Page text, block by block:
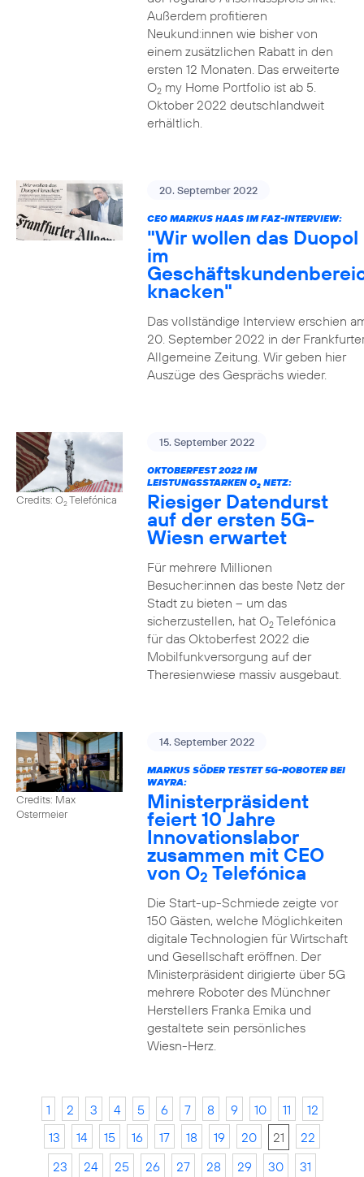
Außerdem profitieren
Neukund:innen wie bisher von
einem zusätzlichen Rabatt in den
ersten 12 Monaten. Das erweiterte
O2my Home Portfolio ist ab 5.
Oktober 2022 deutschlandweit
erhältlich.
20. September 2022
CEO MARKUS HAAS IM FAZ-INTERVIEW:
"Wir wollen das Duopol
im
knacken"
Das vollständige Interview erschien
20. September 2022 in der
Allgemeine Zeitung. Wir geben hier
Auszüge des Gesprächs wieder.
Credits: O2Telefónica
15. September 2022
OKTOBERFEST 2022 IM
LEISTUNGSSTARKEN O2NETZ:
Riesiger Datendurst
auf der ersten 5G-
Wiesn erwartet
Für mehrere Millionen
Besucher:innen das beste Netz der
Stadt zu bieten – um das
sicherzustellen, hat O2Telefónica
für das Oktoberfest 2022 die
Mobilfunkversorgung auf der
Theresienwiese massiv ausgebaut.
Credits: Max
Ostermeier
14. September 2022
MARKUS SÖDER TESTET 5G-ROBOTER BEI
WAYRA:
Ministerpräsident
feiert 10 Jahre
Innovationslabor
zusammen mit CEO
von O2 Telefónica
Die Start-up-Schmiede zeigte vor
150 Gästen, welche Möglichkeiten
digitale Technologien für Wirtschaft
und Gesellschaft eröffnen. Der
Ministerpräsident dirigierte über 5G
mehrere Roboter des Münchner
Herstellers Franka Emika und
gestaltete sein persönliches
Wiesn-Herz.
1 2 3 4 5 6 7 8 9 10 11
12
13
14 15 16 17 18 19 20 21
22
23
24 25 26 27 28 29 30
31